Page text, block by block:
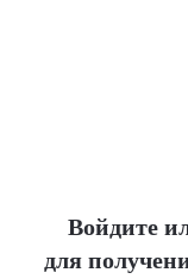
Войдите
для